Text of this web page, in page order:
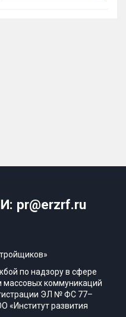
pr@erzrf.ru
по надзору в сфере
массовых коммуникаций
ЭЛ № ФС 77–
«Институт развития